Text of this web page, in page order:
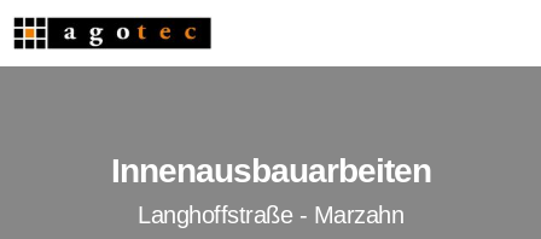
Innenausbauarbeiten
Langhoffstraße - Marzahn